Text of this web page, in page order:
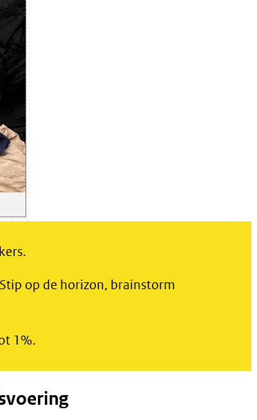
op de horizon, brainstorm
1%.